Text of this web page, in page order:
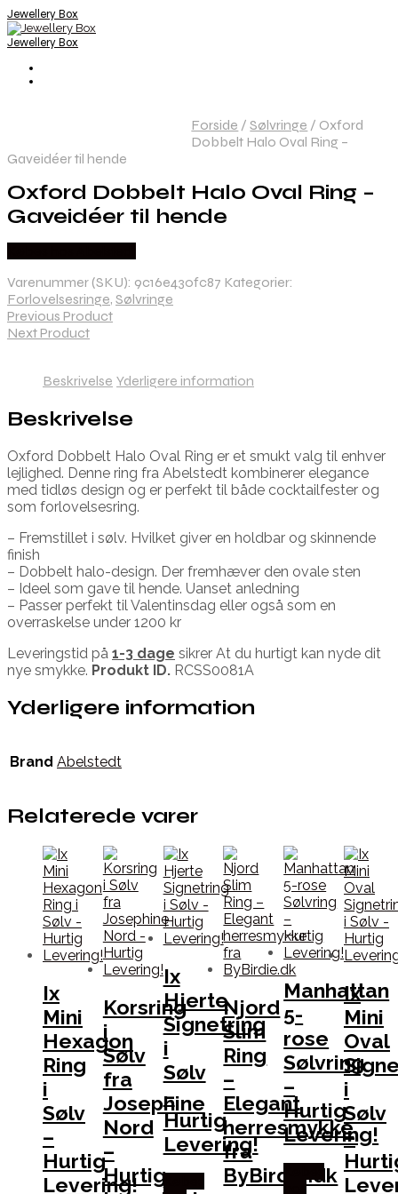
Jewellery Box
Jewellery Box
Forside / Sølvringe / Oxford
Dobbelt Halo Oval Ring –
Gaveidéer til hende
Oxford Dobbelt Halo Oval Ring –
Gaveidéer til hende
Varenummer (SKU): 9c16e430fc87 Kategorier:
Forlovelsesringe, Sølvringe
Previous Product
Next Product
Beskrivelse Yderligere information
Beskrivelse
Oxford Dobbelt Halo Oval Ring er et smukt valg til enhver
lejlighed. Denne ring fra Abelstedt kombinerer elegance
med tidløs design og er perfekt til både cocktailfester og
som forlovelsesring.
– Fremstillet i sølv. Hvilket giver en holdbar og skinnende
finish
– Dobbelt halo-design. Der fremhæver den ovale sten
– Ideel som gave til hende. Uanset anledning
– Passer perfekt til Valentinsdag eller også som en
overraskelse under 1200 kr
Leveringstid på 1-3 dage sikrer At du hurtigt kan nyde dit
nye smykke. Produkt ID. RCSS0081A
Yderligere information
Brand Abelstedt
Relaterede varer
Ix
Mini
Hexagon
Ring
i
Sølv
–
Hurtig
Levering!
Korsring
i
Sølv
fra
Josephine
Nord
–
Hurtig
Ix
Hjerte
Signetring
i
Sølv
–
Hurtig
Levering!
Købes
Njord
Slim
Ring
–
Elegant
herresmykke
fra
ByBirdie.dk
Manhattan
5-
rose
Sølvring
–
Hurtig
Levering!
Købes
hos
Ix
Mini
Oval
i
Sølv
–